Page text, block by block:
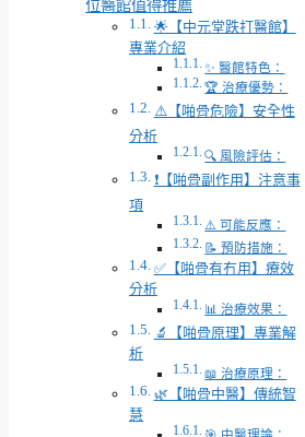
位醫館值得推薦
🌟【中元堂跌打醫館】
專業介紹
✨ 醫館特色：
🏆 治療優勢：
⚠️【啪骨危險】安全性
分析
🔍 風險評估：
❗【啪骨副作用】注意事
項
⚠️ 可能反應：
📝 預防措施：
✅【啪骨有冇用】療效
分析
📊 治療效果：
🔬【啪骨原理】專業解
析
📖 治療原理：
🌿【啪骨中醫】傳統智
慧